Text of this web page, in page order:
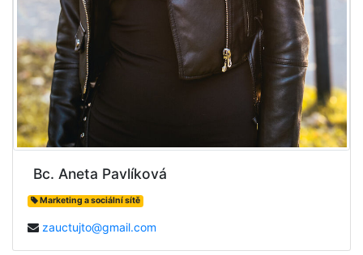
Bc. Aneta Pavlíková
Marketing a sociální sítě
zauctujto@gmail.com